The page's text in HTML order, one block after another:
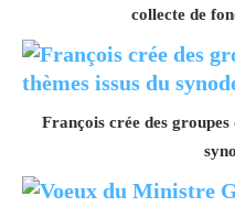
collecte de
François crée des